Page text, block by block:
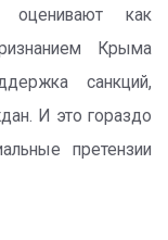
оценивают как
Крыма
санкций,
И это гораздо
претензии